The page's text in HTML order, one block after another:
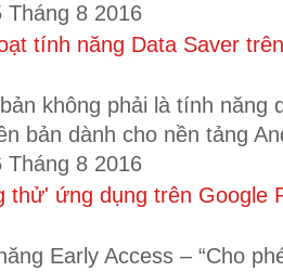
8 2016
tính năng Data Saver
không phải là tính năng
bản dành cho nền tảng
8 2016
thử' ứng dụng trên Google
Early Access – “Cho